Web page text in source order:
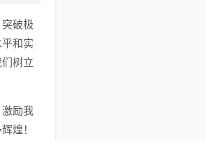
破极
和实
树立
励我
煌！